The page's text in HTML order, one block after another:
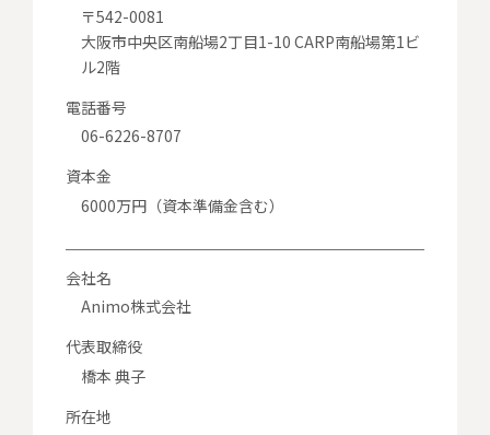
〒542-0081
大阪市中央区南船場2丁目1-10 CARP南船場第1ビ
ル2階
電話番号
06-6226-8707
資本金
6000万円（資本準備金含む）
会社名
Animo株式会社
代表取締役
橋本 典子
所在地